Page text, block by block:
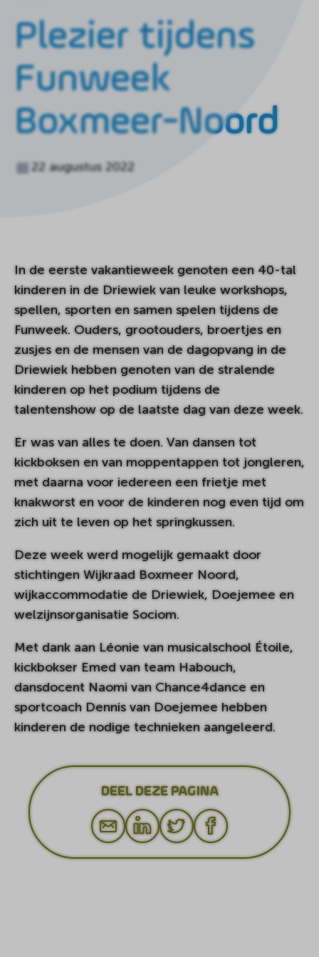
homepagina
Plezier tijdens
Funweek
Boxmeer-Noord
22 augustus 2022
In de eerste vakantieweek genoten een 40-tal
kinderen in de Driewiek van leuke workshops,
spellen, sporten en samen spelen tijdens de
Funweek. Ouders, grootouders, broertjes en
zusjes en de mensen van de dagopvang in de
Driewiek hebben genoten van de stralende
kinderen op het podium tijdens de
talentenshow op de laatste dag van deze week.
Er was van alles te doen. Van dansen tot
kickboksen en van moppentappen tot jongleren,
met daarna voor iedereen een frietje met
knakworst en voor de kinderen nog even tijd om
zich uit te leven op het springkussen.
Deze week werd mogelijk gemaakt door
stichtingen Wijkraad Boxmeer Noord,
wijkaccommodatie de Driewiek, Doejemee en
welzijnsorganisatie Sociom.
Met dank aan Léonie van musicalschool Étoile,
kickbokser Emed van team Habouch,
dansdocent Naomi van Chance4dance en
sportcoach Dennis van Doejemee hebben
kinderen de nodige technieken aangeleerd.
DEEL DEZE PAGINA